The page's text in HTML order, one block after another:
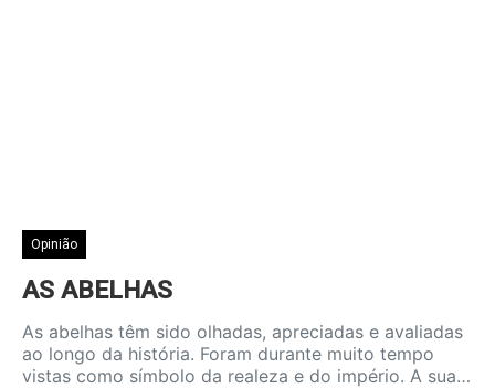
Opinião
AS ABELHAS
As abelhas têm sido olhadas, apreciadas e avaliadas
ao longo da história. Foram durante muito tempo
vistas como símbolo da realeza e do império. A sua…